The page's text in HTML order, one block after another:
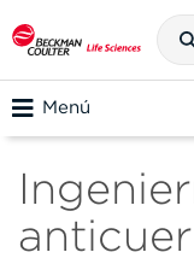
Menú